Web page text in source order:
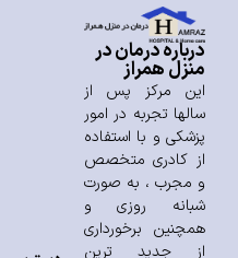
درباره درمان در
منزل همراز
این مرکز پس از
سالها تجربه در امور
پزشکی و با استفاده
از کادری متخصص
و مجرب ، به صورت
شبانه روزی و
همچنین برخورداری
از جدید ترین